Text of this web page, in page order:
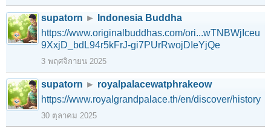
supatorn ►
Indonesia Buddha
https://www.originalbuddhas.com/ori...wTNBWjIceu
9XxjD_bdL94r5kFrJ-gi7PUrRwojDIeYjQe
3 พฤศจิกายน 2025
supatorn ► royalpalacewatphrakeow
https://www.royalgrandpalace.th/en/discover/history
30 ตุลาคม 2025